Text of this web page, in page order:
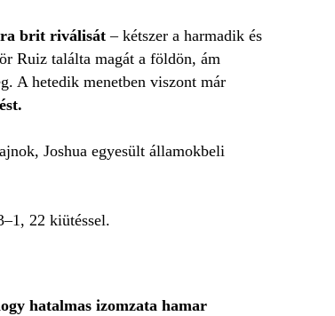
brit riválisát– kétszer a harmadik és
Ruiz találta magát a földön, ám
A hetedik menetben viszont már
Joshua egyesült államokbeli
22 kiütéssel.
hatalmas izomzata hamar